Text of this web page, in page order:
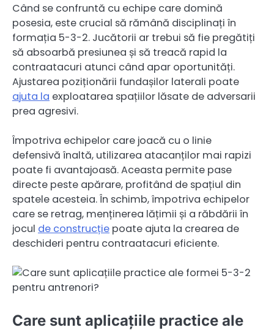
Când se confruntă cu echipe care domină
posesia, este crucial să rămână disciplinați în
formația 5-3-2. Jucătorii ar trebui să fie pregătiți
să absoarbă presiunea și să treacă rapid la
contraatacuri atunci când apar oportunități.
Ajustarea poziționării fundașilor laterali poate
ajuta la exploatarea spațiilor lăsate de adversarii
prea agresivi.
Împotriva echipelor care joacă cu o linie
defensivă înaltă, utilizarea atacanților mai rapizi
poate fi avantajoasă. Aceasta permite pase
directe peste apărare, profitând de spațiul din
spatele acesteia. În schimb, împotriva echipelor
care se retrag, menținerea lățimii și a răbdării în
jocul de construcție poate ajuta la crearea de
deschideri pentru contraatacuri eficiente.
Care sunt aplicațiile practice ale